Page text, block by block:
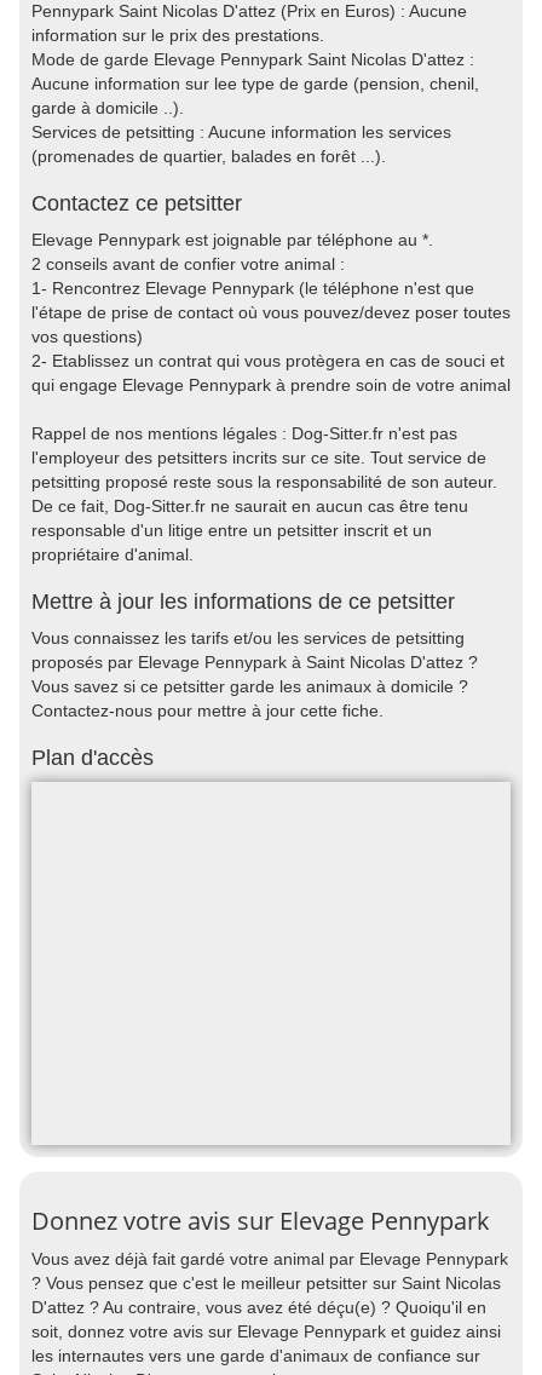
Pennypark Saint Nicolas D'attez (Prix en Euros) : Aucune
information sur le prix des prestations.
Mode de garde Elevage Pennypark Saint Nicolas D'attez :
Aucune information sur lee type de garde (pension, chenil,
garde à domicile ..).
Services de petsitting : Aucune information les services
(promenades de quartier, balades en forêt ...).
Contactez ce petsitter
Elevage Pennypark est joignable par téléphone au *.
2 conseils avant de confier votre animal :
1- Rencontrez Elevage Pennypark (le téléphone n'est que
l'étape de prise de contact où vous pouvez/devez poser toutes
vos questions)
2- Etablissez un contrat qui vous protègera en cas de souci et
qui engage Elevage Pennypark à prendre soin de votre animal
Rappel de nos mentions légales : Dog-Sitter.fr n'est pas
l'employeur des petsitters incrits sur ce site. Tout service de
petsitting proposé reste sous la responsabilité de son auteur.
De ce fait, Dog-Sitter.fr ne saurait en aucun cas être tenu
responsable d'un litige entre un petsitter inscrit et un
propriétaire d'animal.
Mettre à jour les informations de ce petsitter
Vous connaissez les tarifs et/ou les services de petsitting
proposés par Elevage Pennypark à Saint Nicolas D'attez ?
Vous savez si ce petsitter garde les animaux à domicile ?
Contactez-nous pour mettre à jour cette fiche.
Plan d'accès
Donnez votre avis sur Elevage Pennypark
Vous avez déjà fait gardé votre animal par Elevage Pennypark
? Vous pensez que c'est le meilleur petsitter sur Saint Nicolas
D'attez ? Au contraire, vous avez été déçu(e) ? Quoiqu'il en
soit, donnez votre avis sur Elevage Pennypark et guidez ainsi
les internautes vers une garde d'animaux de confiance sur